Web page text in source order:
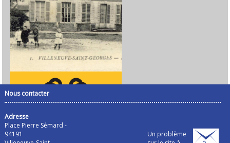
Nous contacter
Adresse
Place Pierre Sémard -
94191
Un problème